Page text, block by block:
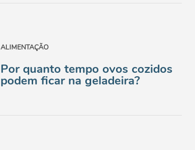
ALIMENTAÇÃO
Por quanto tempo ovos cozidos
podem ficar na geladeira?